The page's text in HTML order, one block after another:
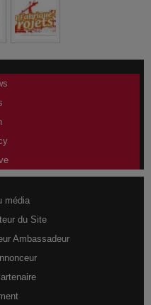
média
du Site
Ambassadeur